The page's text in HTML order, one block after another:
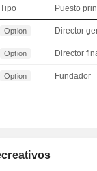
Tipo Puesto
Option Director
Option
Option Fundador